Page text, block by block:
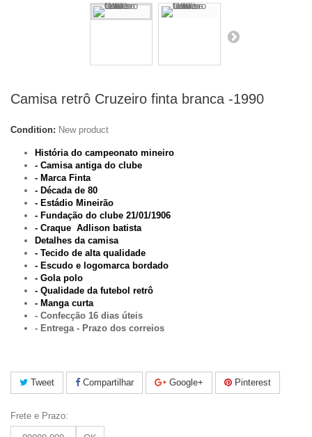
Camisa retrô Cruzeiro finta branca -1990
Condition: New product
História do campeonato mineiro
- Camisa antiga do clube
- Marca Finta
- Década de 80
- Estádio Mineirão
- Fundação do clube 21/01/1906
- Craque Adlison batista
Detalhes da camisa
- Tecido de alta qualidade
- Escudo e logomarca bordado
- Gola polo
- Qualidade da futebol retrô
- Manga curta
- Confecção 16 dias úteis
- Entrega - Prazo dos correios
Tweet Compartilhar Google+ Pinterest
Frete e Prazo: